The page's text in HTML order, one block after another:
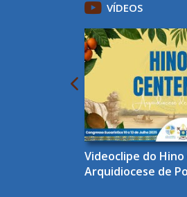
VÍDEOS
Videoclipe do
Arquidiocese de